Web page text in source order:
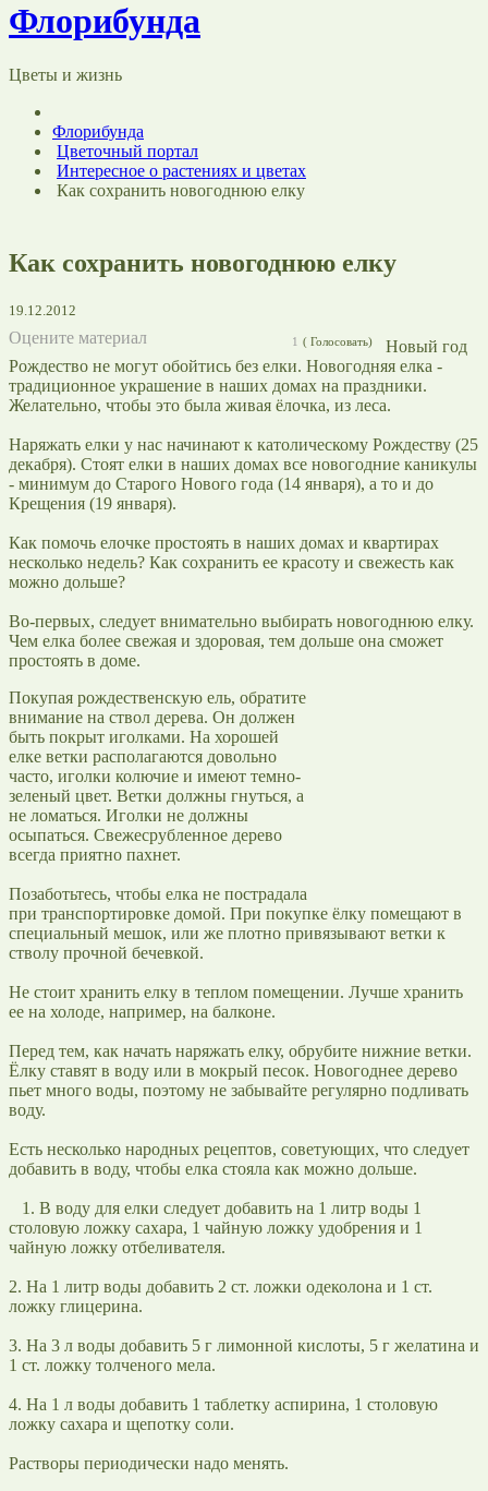
Флорибунда
Цветы и жизнь
Флорибунда
Цветочный портал
Интересное о растениях и цветах
Как сохранить новогоднюю елку
Как сохранить новогоднюю елку
19.12.2012
Оцените материал (
1 Голосовать)
Новый год
Рождество не могут обойтись без елки. Новогодняя елка -
традиционное украшение в наших домах на праздники.
Желательно, чтобы это была живая ёлочка, из леса.
Наряжать елки у нас начинают к католическому Рождеству (25
декабря). Стоят елки в наших домах все новогодние каникулы
- минимум до Старого Нового года (14 января), а то и до
Крещения (19 января).
Как помочь елочке простоять в наших домах и квартирах
несколько недель? Как сохранить ее красоту и свежесть как
можно дольше?
Во-первых, следует внимательно выбирать новогоднюю елку.
Чем елка более свежая и здоровая, тем дольше она сможет
простоять в доме.
Покупая рождественскую ель, обратите
внимание на ствол дерева. Он должен
быть покрыт иголками. На хорошей
елке ветки располагаются довольно
часто, иголки колючие и имеют темно-
зеленый цвет. Ветки должны гнуться, а
не ломаться. Иголки не должны
осыпаться. Свежесрубленное дерево
всегда приятно пахнет.
Позаботьтесь, чтобы елка не пострадала
при транспортировке домой. При покупке ёлку помещают в
специальный мешок, или же плотно привязывают ветки к
стволу прочной бечевкой.
Не стоит хранить елку в теплом помещении. Лучше хранить
ее на холоде, например, на балконе.
Перед тем, как начать наряжать елку, обрубите нижние ветки.
Ёлку ставят в воду или в мокрый песок. Новогоднее дерево
пьет много воды, поэтому не забывайте регулярно подливать
воду.
Есть несколько народных рецептов, советующих, что следует
добавить в воду, чтобы елка стояла как можно дольше.
1. В воду для елки следует добавить на 1 литр воды 1
столовую ложку сахара, 1 чайную ложку удобрения и 1
чайную ложку отбеливателя.
2. На 1 литр воды добавить 2 ст. ложки одеколона и 1 ст.
ложку глицерина.
3. На 3 л воды добавить 5 г лимонной кислоты, 5 г желатина и
1 ст. ложку толченого мела.
4. На 1 л воды добавить 1 таблетку аспирина, 1 столовую
ложку сахара и щепотку соли.
Растворы периодически надо менять.